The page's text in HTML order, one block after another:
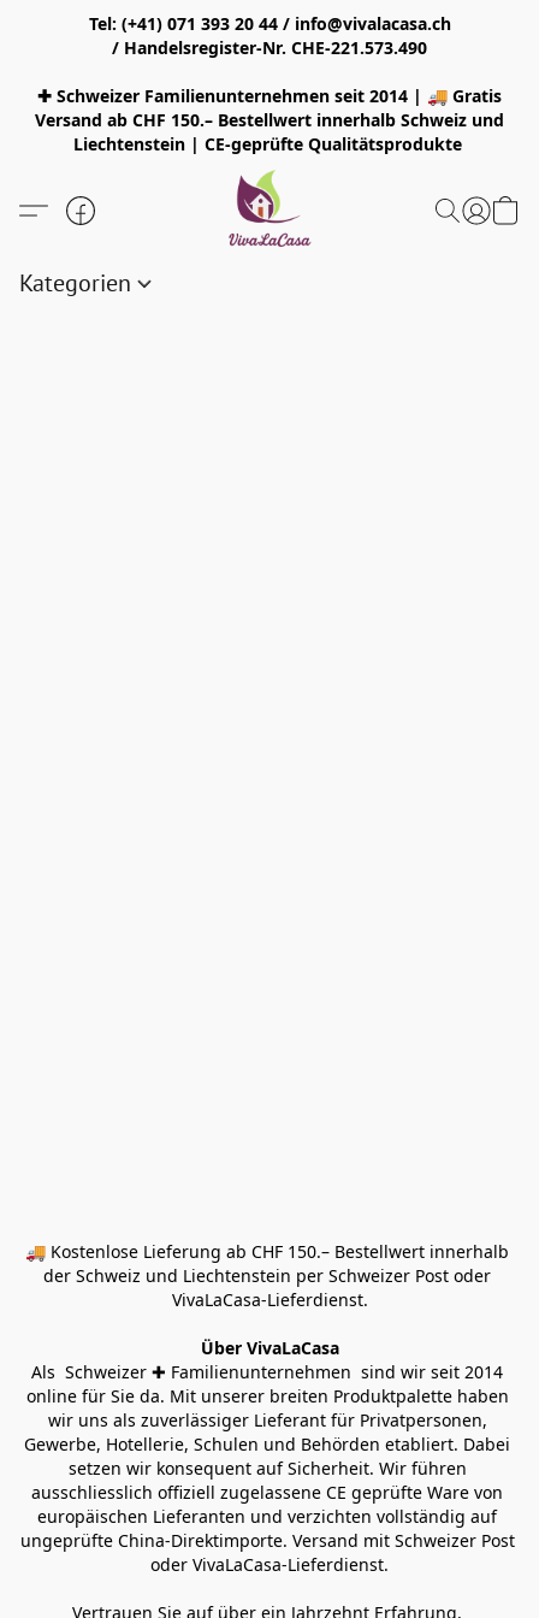
Tel: (+41) 071 393 20 44 / info@vivalacasa.ch
/ Handelsregister-Nr. CHE-221.573.490
✚ Schweizer Familienunternehmen seit 2014 | 🚚 Gratis
Versand ab CHF 150.– Bestellwert innerhalb Schweiz und
Liechtenstein | CE-geprüfte Qualitätsprodukte
Kategorien
🚚 Kostenlose Lieferung ab CHF 150.– Bestellwert innerhalb
der Schweiz und Liechtenstein per Schweizer Post oder
VivaLaCasa-Lieferdienst.
Über VivaLaCasa
Als  Schweizer ✚ Familienunternehmen  sind wir seit 2014
online für Sie da. Mit unserer breiten Produktpalette haben
wir uns als zuverlässiger Lieferant für Privatpersonen,
Gewerbe, Hotellerie, Schulen und Behörden etabliert. Dabei
setzen wir konsequent auf Sicherheit. Wir führen
ausschliesslich offiziell zugelassene CE geprüfte Ware von
europäischen Lieferanten und verzichten vollständig auf
ungeprüfte China-Direktimporte. Versand mit Schweizer Post
oder VivaLaCasa-Lieferdienst.
Vertrauen Sie auf über ein Jahrzehnt Erfahrung,